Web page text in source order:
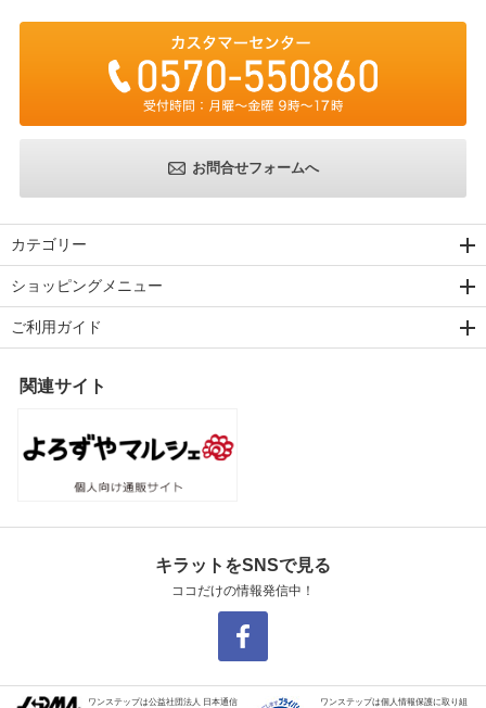
お問合せフォームへ
カテゴリー
ショッピングメニュー
ご利用ガイド
関連サイト
キラットをSNSで見る
ココだけの情報発信中！
ワンステップは公益社団法人 日本通信 ワンステップは個人情報保護に取り組